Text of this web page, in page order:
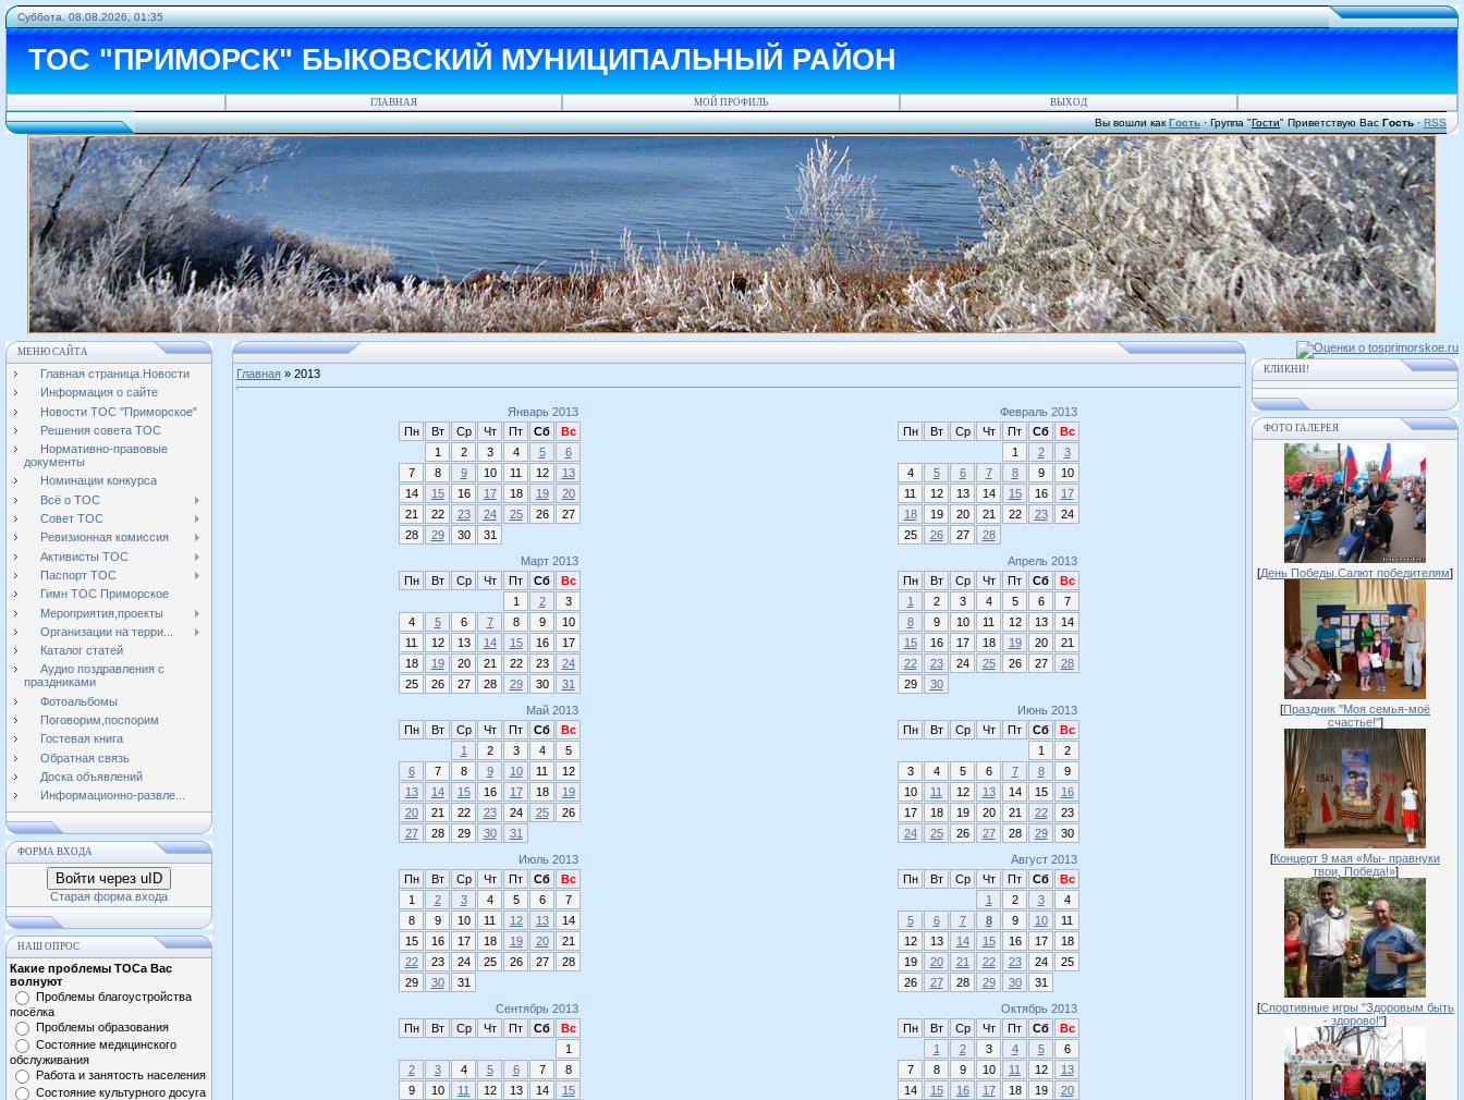
Суббота, 08.08.2026, 01:35
ТОС "ПРИМОРСК" БЫКОВСКИЙ МУНИЦИПАЛЬНЫЙ РАЙОН
ГЛАВНАЯ МОЙ ПРОФИЛЬ ВЫХОД
Вы вошли как Гость·Группа"Гости"Приветствую ВасГость·RSS
МЕНЮ САЙТА
Главная страница.Новости
Информация о сайте
Новости ТОС "Приморское"
Решения совета ТОС
Нормативно-правовые
документы
Номинации конкурса
Всё о ТОС
Совет ТОС
Ревизионная комиссия
Активисты ТОС
Паспорт ТОС
Гимн ТОС Приморское
Мероприятия,проекты
Организации на терри...
Каталог статей
Аудио поздравления с
праздниками
Фотоальбомы
Поговорим,поспорим
Гостевая книга
Обратная связь
Доска объявлений
Информационно-развле...
ФОРМА ВХОДА
Войти через uID
Старая форма входа
НАШ ОПРОС
Какие проблемы ТОСа Вас
волнуют
Проблемы благоустройства
посёлка
Проблемы образования
Состояние медицинского
обслуживания
Работа и занятость населения
Состояние культурного досуга
Главная » 2013
Январь 2013
Пн
Вт Ср Чт Пт Сб
Вс
1
2 3 4 5
6
7
8 9 10 11 12
13
14
15 16 17 18 19
20
21
22 23 24 25 26
27
28
29 30 31
Февраль 2013
Пн
Вт Ср Чт Пт Сб
Вс
1
2
3
4
5 6 7 8 9
10
11
12 13 14 15 16
17
18
19 20 21 22 23
24
25
26 27
28
Март 2013
Пн
Вт Ср Чт Пт Сб
Вс
1
2
3
4
5 6 7 8 9
10
11
12 13 14 15 16
17
18
19 20 21 22 23
24
25
26 27 28 29 30 31
Апрель 2013
Пн
Вт Ср Чт Пт Сб
Вс
1
2 3 4 5 6
7
8
9 10 11 12 13
14
15
16 17 18 19 20
21
22
23 24 25 26 27
28
29
30
Май 2013
Пн
Вт Ср Чт Пт Сб
Вс
1
2 3 4
5
6
7 8 9 10 11
12
13
14 15 16 17 18
19
20
21 22 23 24 25
26
27
28 29 30 31
Июнь 2013
Пн
Вт Ср Чт Пт Сб
Вс
1
2
3
4 5 6 7 8
9
10
11 12 13 14 15
16
17
18 19 20 21 22
23
24
25 26 27 28 29
30
Июль 2013
Пн
Вт Ср Чт Пт Сб
Вс
1
2 3 4 5 6
7
8
9 10 11 12 13
14
15
16 17 18 19 20
21
22
23 24 25 26 27
28
29
30 31
Август 2013
Пн
Вт Ср Чт Пт Сб
Вс
1
2 3
4
5
6 7 8 9 10
11
12
13 14 15 16 17
18
19
20 21 22 23 24
25
26
27 28 29 30
31
Сентябрь 2013
Пн
Вт Ср Чт Пт Сб
Вс
1
2
3 4 5 6 7
8
9
10 11 12 13 14
15
Октябрь 2013
Пн
Вт Ср Чт Пт Сб
Вс
1
2 3 4 5
6
7
8 9 10 11 12
13
14
15 16 17 18 19
20
КЛИКНИ!
ФОТО ГАЛЕРЕЯ
[День Победы.Салют победителям]
[Праздник "Моя семья-моё
счастье!"]
[Концерт 9 мая «Мы- правнуки
твои, Победа!»]
[Спортивные игры "Здоровым быть
- здорово!"]